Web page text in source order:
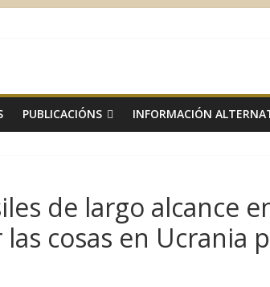
PUBLICACIÓNS INFORMACIÓN
de largo alcance
cosas en Ucrania